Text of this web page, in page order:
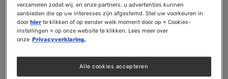
verzamelen zodat wij, en onze partners, u advertenties kunnen
aanbieden die op uw interesses zijn afgestemd. Stel uw voorkeuren in
doorhierte klikken of op eender welk moment door op « Cookies-
instellingen » op onze website te klikken. Lees meer over
onze Privacyverklaring.
Alle cookies accepteren